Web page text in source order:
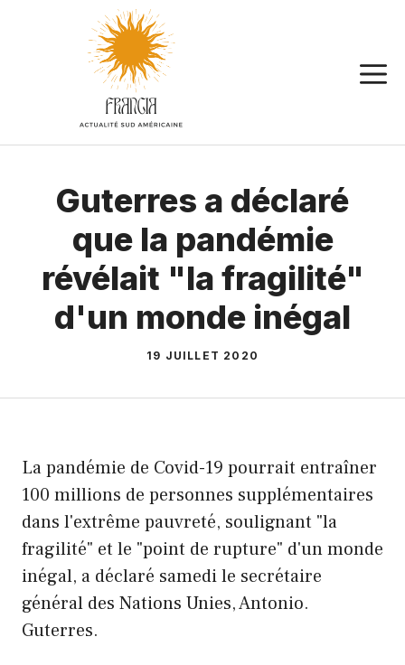
Guterres a déclaré
que la pandémie
révélait "la fragilité"
d'un monde inégal
19 JUILLET 2020
La pandémie de Covid-19 pourrait entraîner
100 millions de personnes supplémentaires
dans l'extrême pauvreté, soulignant "la
fragilité" et le "point de rupture" d'un monde
inégal, a déclaré samedi le secrétaire
général des Nations Unies, Antonio.
Guterres.